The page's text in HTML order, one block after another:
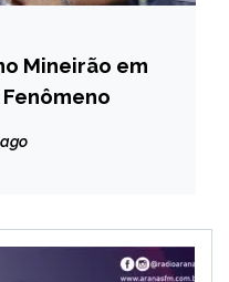
Mineirão em
Fenômeno